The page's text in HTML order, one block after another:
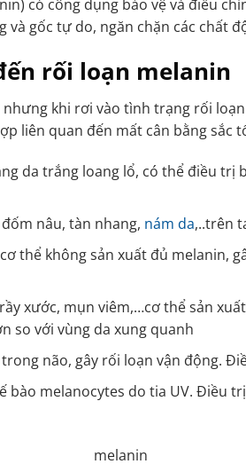
có công dụng bảo vệ và điều
và gốc tự do, ngăn chặn các chất
rối loạn melanin
khi rơi vào tình trạng rối
liên quan đến mất cân bằng sắc
da trắng loang lổ, có thể điều trị
nâu, tàn nhang, nám da,..trên
thể không sản xuất đủ melanin,
xước, mụn viêm,…cơ thể sản
so với vùng da xung quanh
não, gây rối loạn vận động.
bào melanocytes do tia UV. Điều